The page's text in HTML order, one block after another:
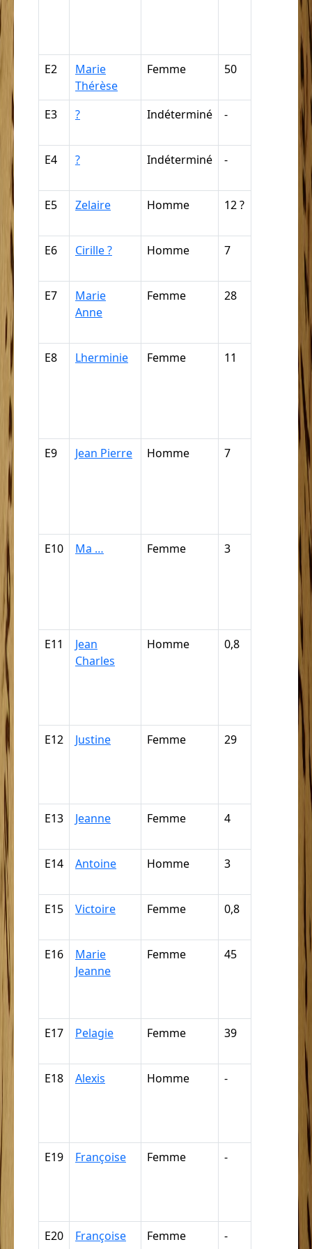
négresse,
négritte ...
E2
Marie
Thérèse
Femme 50
Nègre
E3
? Indéterminé -
Nègre
E4
? Indéterminé -
Nègre
E5
Zelaire Homme 12 ?
Nègre
E6
Cirille ? Homme 7
Nègre
E7
Marie
Anne
Femme 28
E8 Lherminie Femme 11
Griffe,
mulâtre,
(par
E9
Jean Pierre Homme 7
Griffe,
mulâtre,
(par
E10
Ma … Femme 3
Griffe,
mulâtre,
(par
E11
Jean
Charles
Homme 0,8
Griffe,
mulâtre,
(par
E12
Justine Femme 29
négresse,
négrillon,
négritte ...
E13
Jeanne Femme 4
E14
Antoine Homme 3
E15
Victoire Femme 0,8
E16
Marie
Jeanne
Femme 45
négresse,
négritte ...
E17
Pelagie Femme 39
E18
Alexis Homme -
négresse,
négrillon,
négritte ...
E19
Françoise Femme -
négritte ...
E20
Françoise Femme -